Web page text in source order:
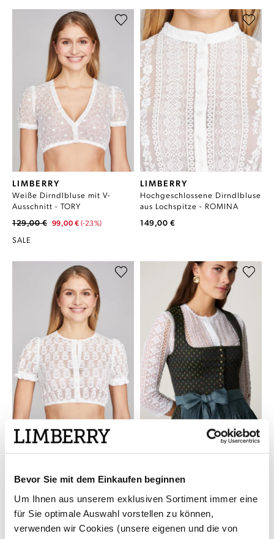
Bevor Sie mit dem Einkaufen beginnen
Um Ihnen aus unserem exklusiven Sortiment immer eine
für Sie optimale Auswahl vorstellen zu können,
verwenden wir Cookies (unsere eigenen und die von
LIMBERRY
Weiße Dirndlbluse mit V-
Ausschnitt - TORY
129,00 € 99,00 € (-23%)
SALE
LIMBERRY
Hochgeschlossene Dirndlbluse
aus Lochspitze - ROMINA
149,00 €
LIMBERRY
129,00 € 99,00 € (-23%)
GOTTSEIDANK
229,00 €